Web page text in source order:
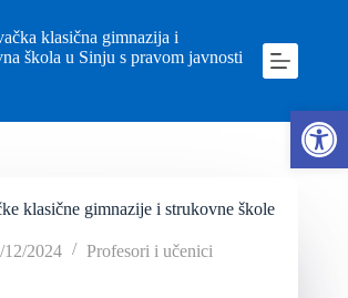
klasična gimnazija i
škola u Sinju s pravom javnosti
klasične gimnazije i strukovne škole
12/2024 Profesori i učenici